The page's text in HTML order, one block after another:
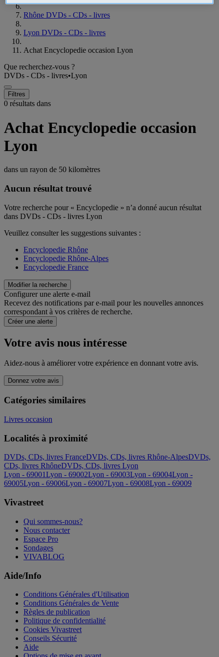
Rhône DVDs - CDs - livres
Lyon DVDs - CDs - livres
Achat Encyclopedie occasion Lyon
Que recherchez-vous ?
DVDs - CDs - livres•Lyon
Filtres
0 résultats dans
Achat Encyclopedie occasion
Lyon
dans un rayon de 50 kilomètres
Aucun résultat trouvé
Votre recherche pour « Encyclopedie » n’a donné aucun résultat
dans DVDs - CDs - livres Lyon
Veuillez consulter les suggestions suivantes :
Encyclopedie Rhône
Encyclopedie Rhône-Alpes
Encyclopedie France
Modifier la recherche
Configurer une alerte e-mail
Recevez des notifications par e-mail pour les nouvelles annonces
correspondant à vos critères de recherche.
Créer une alerte
Votre avis nous intéresse
Aidez-nous à améliorer votre expérience en donnant votre avis.
Donnez votre avis
Catégories similaires
Livres occasion
Localités à proximité
DVDs, CDs, livres FranceDVDs, CDs, livres Rhône-AlpesDVDs,
CDs, livres RhôneDVDs, CDs, livres Lyon
Lyon - 69001Lyon - 69002Lyon - 69003Lyon - 69004Lyon -
69005Lyon - 69006Lyon - 69007Lyon - 69008Lyon - 69009
Vivastreet
Qui sommes-nous?
Nous contacter
Espace Pro
Sondages
VIVABLOG
Aide/Info
Conditions Générales d'Utilisation
Conditions Générales de Vente
Règles de publication
Politique de confidentialité
Cookies Vivastreet
Conseils Sécurité
Aide